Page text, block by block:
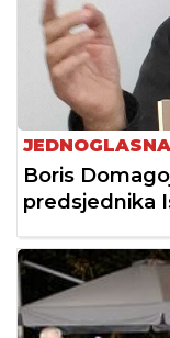
Boris
predsjednika